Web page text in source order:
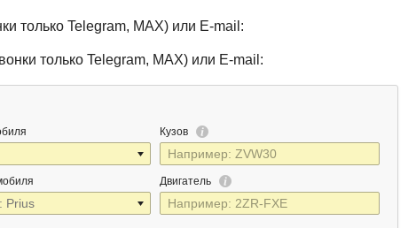
только Telegram, MAX) или E-mail:
только Telegram, MAX) или E-mail:
Кузов
Двигатель